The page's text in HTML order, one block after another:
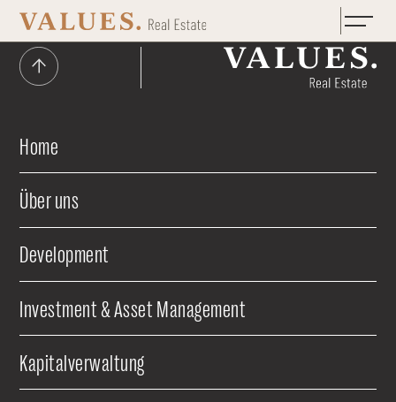
Zum Hauptinhalt springen
Home
Über uns
Development
Investment & Asset Management
Kapitalverwaltung